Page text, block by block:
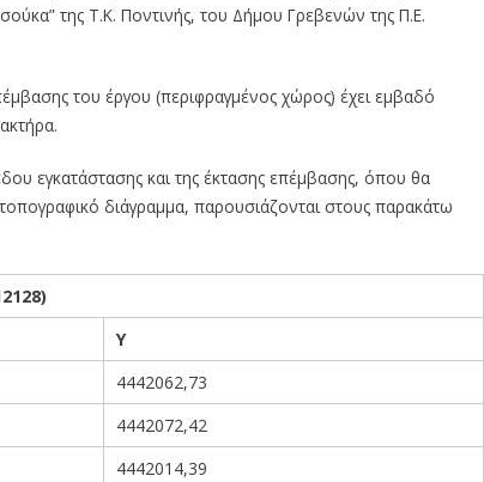
της Τ.Κ. Ποντινής, του Δήμου Γρεβενών της Π.Ε.
του έργου (περιφραγμένος χώρος) έχει εμβαδό
εγκατάστασης και της έκτασης επέμβασης, όπου θα
διάγραμμα, παρουσιάζονται στους παρακάτω
Υ
4442062,73
4442072,42
4442014,39